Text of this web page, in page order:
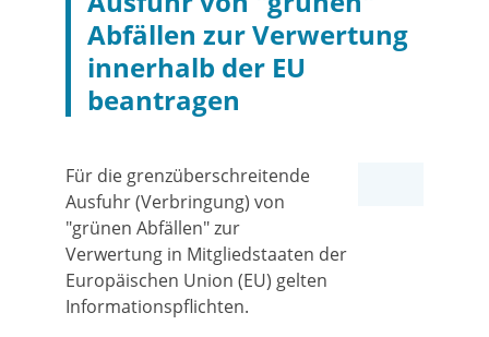
Abfällen zur Verwertung
innerhalb der EU
beantragen
Für die grenzüberschreitende
Ausfuhr (Verbringung) von
"grünen Abfällen" zur
Verwertung in Mitgliedstaaten der
Europäischen Union (EU) gelten
Informationspflichten.